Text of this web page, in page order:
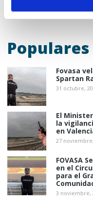
pueden ser accedidos
3. En función de la
Cookies de análisis
por nosotros o por
número de usuarios y
estadístico de la
servicio ofertado. Para
nuestra página web
productos o servicios
Cookies
gestión, de la forma
publicitarios que, en su
una página web,
Populares
Fovasa
Spartan
31 octubre,
El
la
en
27
FOVASA
en el
para el
3 noviembre,